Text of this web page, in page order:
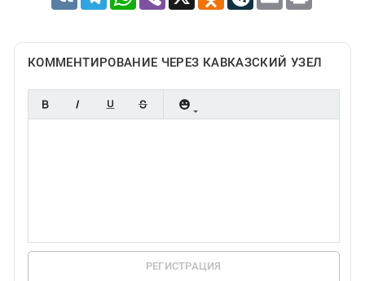
КОММЕНТИРОВАНИЕ ЧЕРЕЗ КАВКАЗСКИЙ УЗЕЛ
РЕГИСТРАЦИЯ